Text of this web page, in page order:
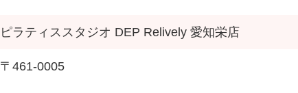
ピラティススタジオ DEP Relively 愛知栄店
〒461-0005